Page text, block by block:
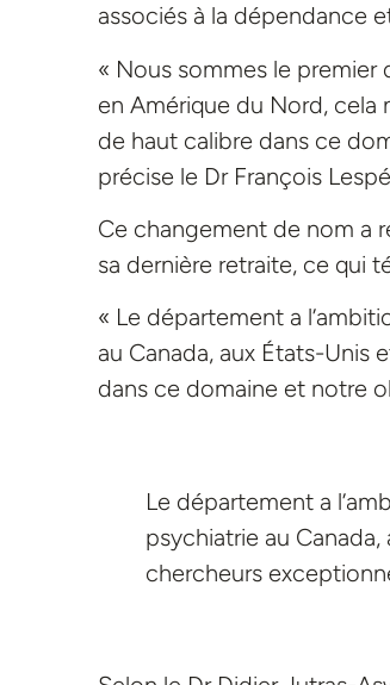
associés à la dépendance
« Nous sommes le
en Amérique du Nord, cela
de haut calibre dans ce
précise le Dr François
Ce changement de nom a
sa dernière retraite, ce qui
« Le département a
au Canada, aux États-Unis
dans ce domaine et notre
Le département a
psychiatrie au
chercheurs